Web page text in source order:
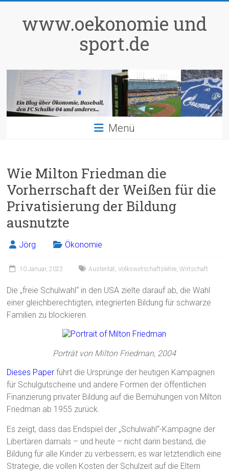
springenwww.oekonomie und
sport.de
Menü
Wie Milton Friedman die
Vorherrschaft der Weißen für die
Privatisierung der Bildung
ausnutzte
Jörg Ökonomie
10 Januar, 2022 Austerität,Volkswirtschaftslehre,Wirtschaft
Die „freie Schulwahl“ in den USA zielte darauf ab, die Wahl
einer gleichberechtigten, integrierten Bildung für schwarze
Familien zu blockieren.
Porträt von Milton Friedman, 2004
Dieses Paper führt die Ursprünge der heutigen Kampagnen
für Schulgutscheine und andere Formen der öffentlichen
Finanzierung privater Bildung auf die Bemühungen von Milton
Friedman ab 1955 zurück.
Es zeigt, dass das Endspiel der „Schulwahl“-Kampagne der
Libertären damals – und heute – nicht darin bestand, die
Bildung für alle Kinder zu verbessern; es war letztendlich eine
Strategie, die vollen Kosten der Schulzeit auf die Eltern